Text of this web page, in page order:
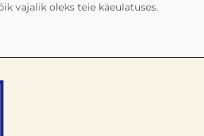
vajalik oleks teie käeulatuses.